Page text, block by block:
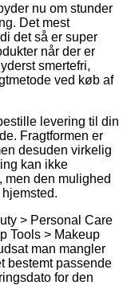
nu om stunder
Det mest
det så er super
når der er
smertefri,
ved køb af
levering til din
Fragtformen er
desuden virkelig
kan ikke
men den mulighed
> Personal Care
Tools > Makeup
man mangler
bestemt passende
for den